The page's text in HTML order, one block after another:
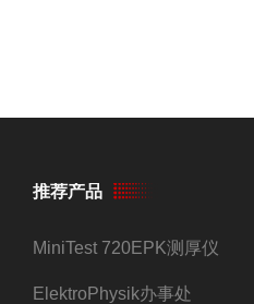
推荐产品
MiniTest 720EPK测厚仪
ElektroPhysik办事处